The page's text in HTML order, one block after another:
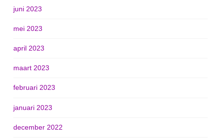
juni 2023
mei 2023
april 2023
maart 2023
februari 2023
januari 2023
december 2022